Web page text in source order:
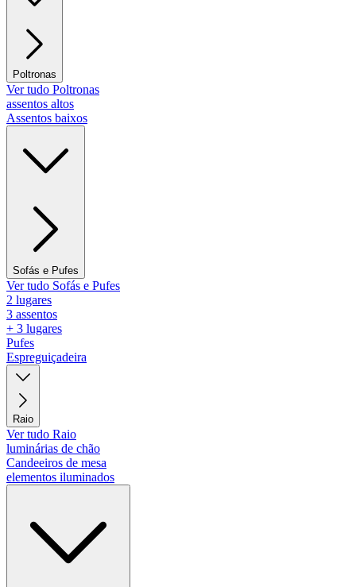
Poltronas
Ver tudo Poltronas
assentos altos
Assentos baixos
Sofás e Pufes
Ver tudo Sofás e Pufes
2 lugares
3 assentos
+ 3 lugares
Pufes
Espreguiçadeira
Raio
Ver tudo Raio
luminárias de chão
Candeeiros de mesa
elementos iluminados